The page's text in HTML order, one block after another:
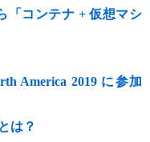
「コンテナ + 仮想マシ
America 2019 に参加
は？